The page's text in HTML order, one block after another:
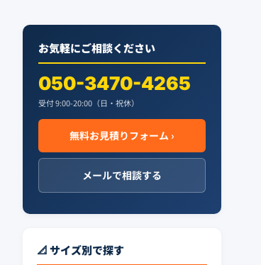
お気軽にご相談ください
050-3470-4265
受付 9:00-20:00（日・祝休）
無料お見積りフォーム ›
メールで相談する
📐 サイズ別で探す